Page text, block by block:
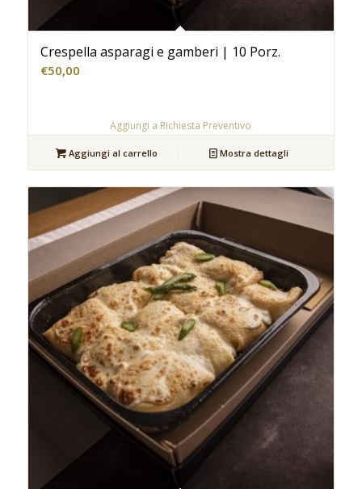
Crespella asparagi e gamberi | 10 Porz.
€50,00
Aggiungi a Richiesta Preventivo
Aggiungi al carrello Mostra dettagli